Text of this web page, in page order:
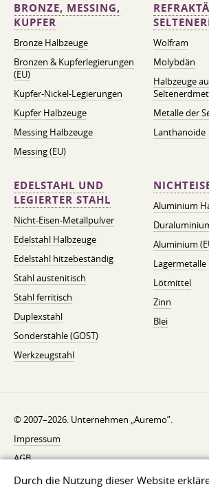
Durch die Nutzung dieser Website
BRONZE, MESSING,
KUPFER
Bronze Halbzeuge
Bronzen & Kupferlegierungen
(EU)
Kupfer-Nickel-Legierungen
Kupfer Halbzeuge
Messing Halbzeuge
Messing (EU)
Wolfram
Molybdän
Halbzeuge
Metalle der
Lanthanoide
EDELSTAHL UND
LEGIERTER STAHL
Nicht-Eisen-Metallpulver
Edelstahl Halbzeuge
Edelstahl hitzebeständig
Stahl austenitisch
Stahl ferritisch
Duplexstahl
Sonderstähle (GOST)
Werkzeugstahl
Aluminium
Aluminium
Lagermetalle
Lötmittel
Zinn
Blei
© 2007–2026. Unternehmen „Auremo”.
Impressum
AGB
Widerrufsbelehrung